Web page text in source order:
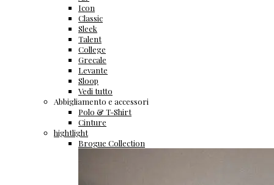
Icon
Classic
Sleek
Talent
College
Grecale
Levante
Sloop
Vedi tutto
Abbigliamento e accessori
Polo & T-Shirt
Cinture
hightlight
Brogue Collection